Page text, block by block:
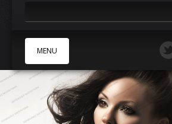
MENU
B